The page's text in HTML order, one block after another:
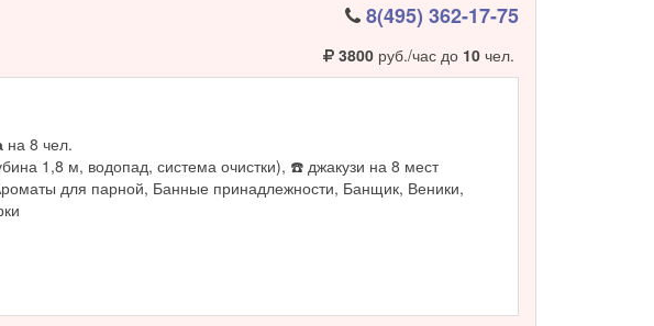
8(495) 362-17-75
3800руб./час до 10чел.
на 8 чел.
1,8 м, водопад, система очистки), ☎️ джакузи на 8 мест
для парной, Банные принадлежности, Банщик, Веники,